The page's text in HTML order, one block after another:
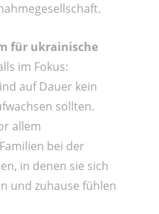
für ukrainische
im Fokus:
auf Dauer kein
sollten.
allem
bei der
in denen sie sich
und zuhause fühlen